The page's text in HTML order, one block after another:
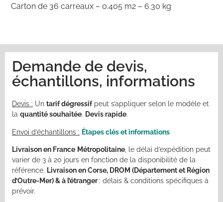
Carton de 36 carreaux – 0.405 m2 – 6.30 kg
Demande de devis,
échantillons, informations
Devis : Un tarif dégressifpeut s’appliquer selon le modèle et
la quantité souhaitée. Devis rapide.
Envoi d’échantillons : Étapes clés et informations
Livraison en France Métropolitaine , le délai d’expédition peut
varier de 3 à 20 jours en fonction de la disponibilité de la
référence. Livraison en Corse, DROM (Département et Région
d’Outre-Mer)& à l’étranger: délais & conditions spécifiques à
prévoir.